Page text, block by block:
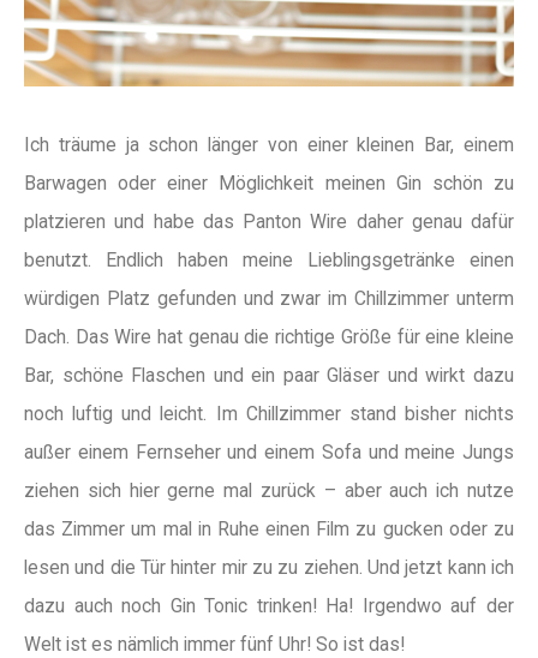
Ich träume ja schon länger von einer kleinen Bar, einem
Barwagen oder einer Möglichkeit meinen Gin schön zu
platzieren und habe das Panton Wire daher genau dafür
benutzt. Endlich haben meine Lieblingsgetränke einen
würdigen Platz gefunden und zwar im Chillzimmer unterm
Dach. Das Wire hat genau die richtige Größe für eine kleine
Bar, schöne Flaschen und ein paar Gläser und wirkt dazu
noch luftig und leicht. Im Chillzimmer stand bisher nichts
außer einem Fernseher und einem Sofa und meine Jungs
ziehen sich hier gerne mal zurück – aber auch ich nutze
das Zimmer um mal in Ruhe einen Film zu gucken oder zu
lesen und die Tür hinter mir zu zu ziehen. Und jetzt kann ich
dazu auch noch Gin Tonic trinken! Ha! Irgendwo auf der
Welt ist es nämlich immer fünf Uhr! So ist das!